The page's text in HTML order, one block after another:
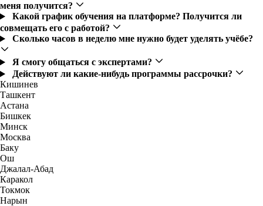
меня получится?
Какой график обучения на платформе? Получится ли
совмещать его с работой?
Сколько часов в неделю мне нужно будет уделять учёбе?
Я смогу общаться с экспертами?
Действуют ли какие-нибудь программы рассрочки?
Кишинев
Ташкент
Астана
Бишкек
Минск
Москва
Баку
Ош
Джалал-Абад
Каракол
Токмок
Нарын